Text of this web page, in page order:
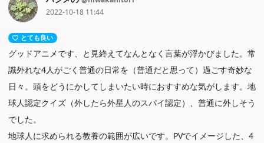
2022-10-18 11:44
とても良い
グッドアニメです、と見終えてなんとなく言葉が浮かびました。常
識外れな4人がごく普通の日常を（普通だと思って）過ごす奇妙な
日々。頭をどうにかしてしまいたい時におすすめな気がします。地
球人認定クイズ（外したら外星人のスパイ認定）、普通に外しそう
でした。
地球人に求められる教養の範囲が広いです。PVでイメージした、4